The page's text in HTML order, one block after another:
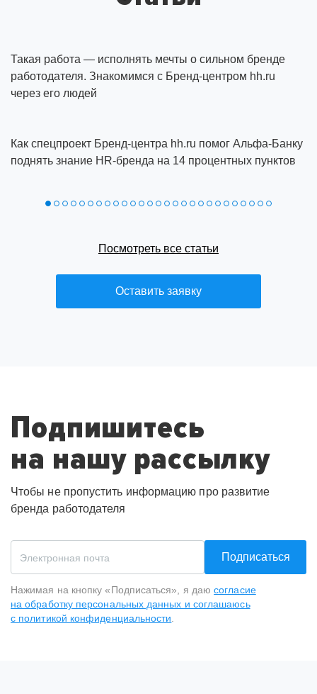
Такая работа — исполнять мечты о сильном бренде
работодателя. Знакомимся с Бренд-центром hh.ru
через его людей
Как спецпроект Бренд‑центра hh.ru помог Альфа‑Банку
поднять знание HR‑бренда на 14 процентных пунктов
Посмотреть все статьи
Оставить заявку
Подпишитесь
на нашу рассылку
Чтобы не пропустить информацию про развитие
бренда работодателя
Подписаться
Нажимая на кнопку «Подписаться», я даюсогласие
на обработку персональных данных и соглашаюсь
с политикой конфиденциальности